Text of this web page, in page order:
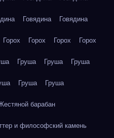
Говядина Говядина
Горох Горох Горох Горох
Груша Груша Груша
Груша Груша
барабан
и философский камень